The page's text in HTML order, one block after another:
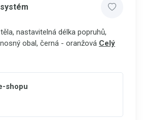
nastavitelná délka popruhů,
obal, černá - oranžová Celý
shopu